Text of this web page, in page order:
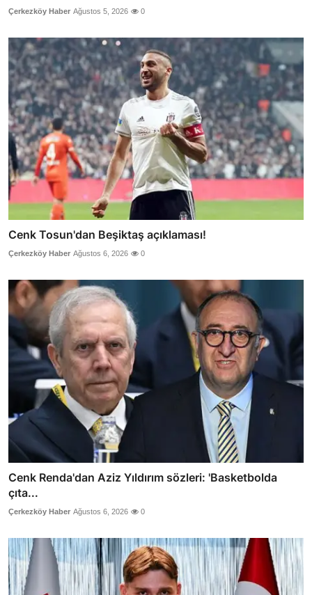
Çerkezköy Haber Ağustos 5, 2026 0
Cenk Tosun'dan Beşiktaş açıklaması!
Çerkezköy Haber Ağustos 6, 2026 0
Cenk Renda'dan Aziz Yıldırım sözleri: 'Basketbolda
çıta...
Çerkezköy Haber Ağustos 6, 2026 0